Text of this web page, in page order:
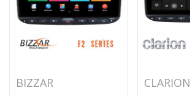
BIZZAR CLARION